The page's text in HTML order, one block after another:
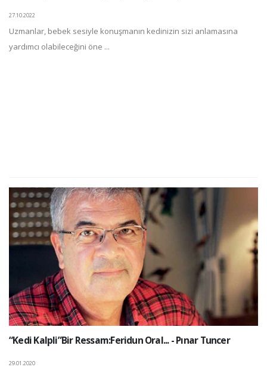
27.10.2022
Uzmanlar, bebek sesiyle konuşmanın kedinizin sizi anlamasına
yardımcı olabileceğini öne ...
“Kedi Kalpli”Bir Ressam:Feridun Oral... - Pınar Tuncer
29.01.2020